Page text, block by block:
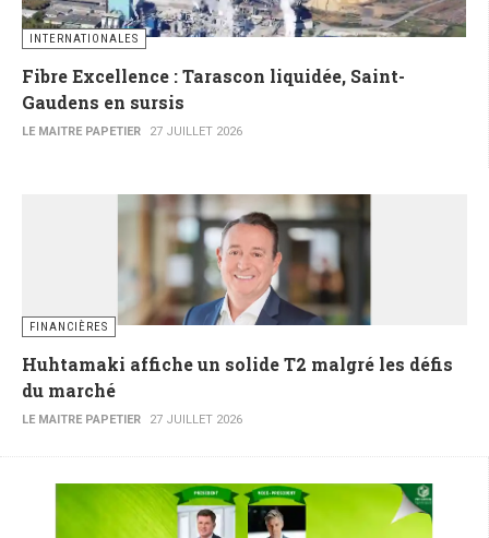
INTERNATIONALES
Fibre Excellence : Tarascon liquidée, Saint-
Gaudens en sursis
LE MAITRE PAPETIER 27 JUILLET 2026
FINANCIÈRES
Huhtamaki affiche un solide T2 malgré les défis
du marché
LE MAITRE PAPETIER 27 JUILLET 2026